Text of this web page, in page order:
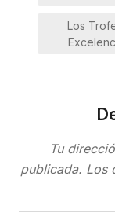
Los
Tu
publicada. Los